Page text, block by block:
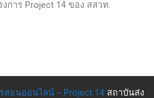
การ Project 14 ของ สสวท.
สอนออนไลน์ – Project 14สถาบันส่ง